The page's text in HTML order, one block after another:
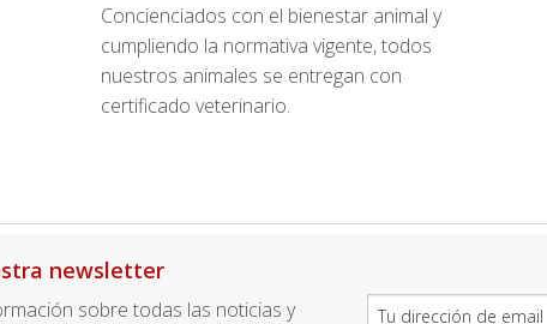
Concienciados con el bienestar animal y
cumpliendo la normativa vigente, todos
nuestros animales se entregan con
certificado veterinario.
newsletter
sobre todas las noticias y